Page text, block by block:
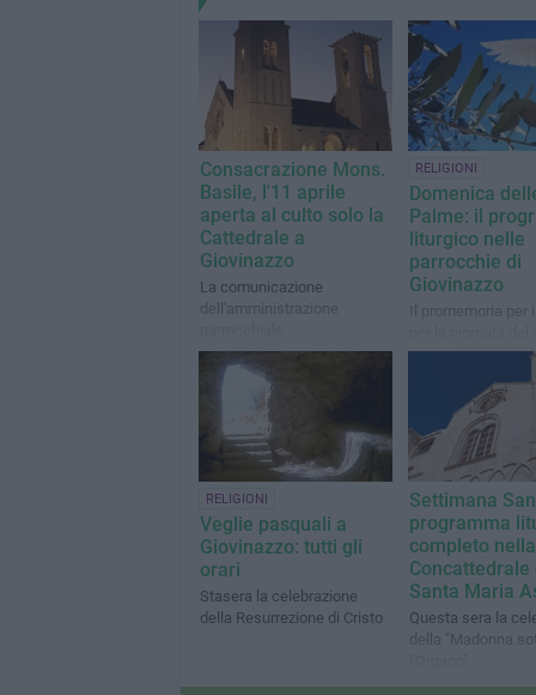
Consacrazione Mons.
Basile, l'11 aprile
aperta al culto solo la
Cattedrale a
Giovinazzo
La comunicazione
dell'amministrazione
RELIGIONI
Domenica
Palme: il
liturgico nelle
parrocchie di
Giovinazzo
Il promemoria per
RELIGIONI
Veglie pasquali a
Giovinazzo: tutti gli
orari
Stasera la celebrazione
della Resurrezione di Cristo
Settimana
programma
completo nella
Concattedrale
Santa Maria
Questa sera la
della "Madonna